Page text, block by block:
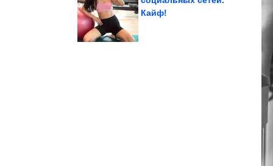
Кайф!
Женские приколы.
Шикардятина!